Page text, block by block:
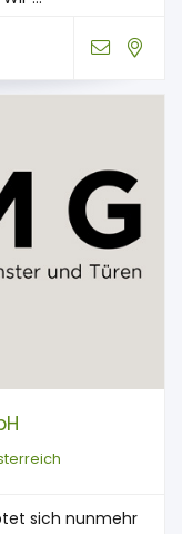
sich nunmehr